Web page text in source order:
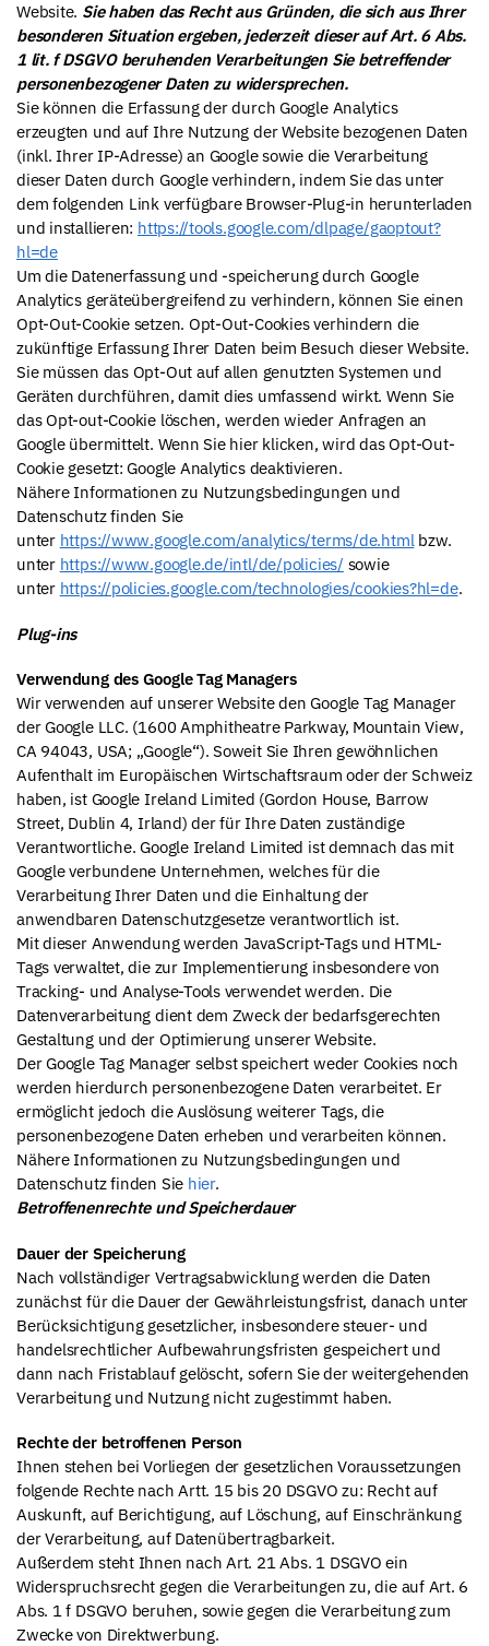
Website. Sie haben das Recht aus Gründen, die sich aus Ihrer
besonderen Situation ergeben, jederzeit dieser auf Art. 6 Abs.
1 lit. f DSGVO beruhenden Verarbeitungen Sie betreffender
personenbezogener Daten zu widersprechen.
Sie können die Erfassung der durch Google Analytics
erzeugten und auf Ihre Nutzung der Website bezogenen Daten
(inkl. Ihrer IP-Adresse) an Google sowie die Verarbeitung
dieser Daten durch Google verhindern, indem Sie das unter
dem folgenden Link verfügbare Browser-Plug-in herunterladen
und installieren: https://tools.google.com/dlpage/gaoptout?
hl=de
Um die Datenerfassung und -speicherung durch Google
Analytics geräteübergreifend zu verhindern, können Sie einen
Opt-Out-Cookie setzen. Opt-Out-Cookies verhindern die
zukünftige Erfassung Ihrer Daten beim Besuch dieser Website.
Sie müssen das Opt-Out auf allen genutzten Systemen und
Geräten durchführen, damit dies umfassend wirkt. Wenn Sie
das Opt-out-Cookie löschen, werden wieder Anfragen an
Google übermittelt. Wenn Sie hier klicken, wird das Opt-Out-
Cookie gesetzt: Google Analytics deaktivieren.
Nähere Informationen zu Nutzungsbedingungen und
Datenschutz finden Sie
unter https://www.google.com/analytics/terms/de.htmlbzw.
unter https://www.google.de/intl/de/policies/ sowie
unter https://policies.google.com/technologies/cookies?hl=de.
Plug-ins
Verwendung des Google Tag Managers
Wir verwenden auf unserer Website den Google Tag Manager
der Google LLC. (1600 Amphitheatre Parkway, Mountain View,
CA 94043, USA; „Google“). Soweit Sie Ihren gewöhnlichen
Aufenthalt im Europäischen Wirtschaftsraum oder der Schweiz
haben, ist Google Ireland Limited (Gordon House, Barrow
Street, Dublin 4, Irland) der für Ihre Daten zuständige
Verantwortliche. Google Ireland Limited ist demnach das mit
Google verbundene Unternehmen, welches für die
Verarbeitung Ihrer Daten und die Einhaltung der
anwendbaren Datenschutzgesetze verantwortlich ist.
Mit dieser Anwendung werden JavaScript-Tags und HTML-
Tags verwaltet, die zur Implementierung insbesondere von
Tracking- und Analyse-Tools verwendet werden. Die
Datenverarbeitung dient dem Zweck der bedarfsgerechten
Gestaltung und der Optimierung unserer Website.
Der Google Tag Manager selbst speichert weder Cookies noch
werden hierdurch personenbezogene Daten verarbeitet. Er
ermöglicht jedoch die Auslösung weiterer Tags, die
personenbezogene Daten erheben und verarbeiten können.
Nähere Informationen zu Nutzungsbedingungen und
Datenschutz finden Sie hier.
Betroffenenrechte und Speicherdauer
Dauer der Speicherung
Nach vollständiger Vertragsabwicklung werden die Daten
zunächst für die Dauer der Gewährleistungsfrist, danach unter
Berücksichtigung gesetzlicher, insbesondere steuer- und
handelsrechtlicher Aufbewahrungsfristen gespeichert und
dann nach Fristablauf gelöscht, sofern Sie der weitergehenden
Verarbeitung und Nutzung nicht zugestimmt haben.
Rechte der betroffenen Person
Ihnen stehen bei Vorliegen der gesetzlichen Voraussetzungen
folgende Rechte nach Artt. 15 bis 20 DSGVO zu: Recht auf
Auskunft, auf Berichtigung, auf Löschung, auf Einschränkung
der Verarbeitung, auf Datenübertragbarkeit.
Außerdem steht Ihnen nach Art. 21 Abs. 1 DSGVO ein
Widerspruchsrecht gegen die Verarbeitungen zu, die auf Art. 6
Abs. 1 f DSGVO beruhen, sowie gegen die Verarbeitung zum
Zwecke von Direktwerbung.